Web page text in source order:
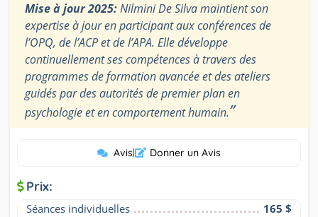
Mise à jour 2025:Nilmini De Silva maintient son
expertise à jour en participant aux conférences de
l’OPQ, de l’ACP et de l’APA. Elle développe
continuellement ses compétences à travers des
programmes de formation avancée et des ateliers
guidés par des autorités de premier plan en
psychologie et en comportement humain.”
Avis| Donner un Avis
Prix:
Séances individuelles
165 $